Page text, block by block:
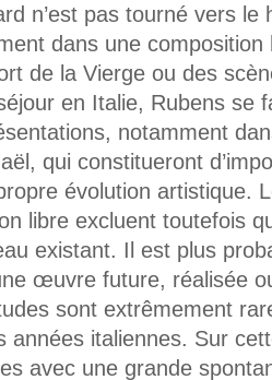
n’est pas tourné vers le
dans une
de la Vierge ou des
en Italie, Rubens se
notamment
qui constitueront
évolution artistique.
libre excluent toutefois
existant. Il est plus
œuvre future, réalisée
sont extrêmement
années italiennes. Sur
avec une grande